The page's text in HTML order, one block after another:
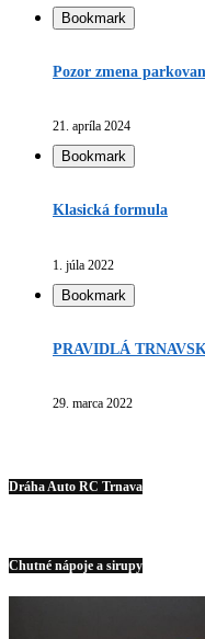
Bookmark
Pozor zmena
21. apríla 2024
Bookmark
Klasická formula
1. júla 2022
Bookmark
PRAVIDLÁ
29. marca 2022
Dráha Auto RC Trnava
Chutné nápoje a sirupy